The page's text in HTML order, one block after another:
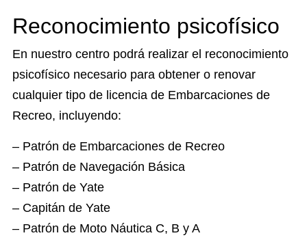
Reconocimiento psicofísico
En nuestro centro podrá realizar el reconocimiento
psicofísico necesario para obtener o renovar
cualquier tipo de licencia de Embarcaciones de
Recreo, incluyendo:
– Patrón de Embarcaciones de Recreo
– Patrón de Navegación Básica
– Patrón de Yate
– Capitán de Yate
– Patrón de Moto Náutica C, B y A